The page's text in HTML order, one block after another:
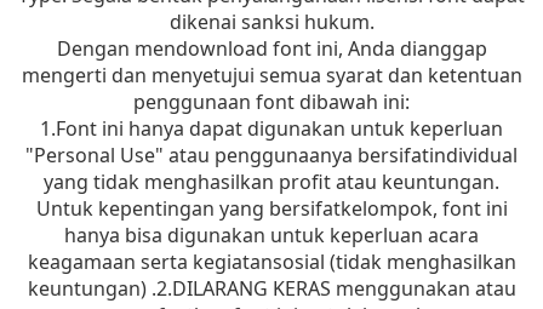
dikenai sanksi hukum.
Dengan mendownload font ini, Anda dianggap
mengerti dan menyetujui semua syarat dan ketentuan
penggunaan font dibawah ini:
1.Font ini hanya dapat digunakan untuk keperluan
"Personal Use" atau penggunaanya bersifatindividual
yang tidak menghasilkan profit atau keuntungan.
Untuk kepentingan yang bersifatkelompok, font ini
hanya bisa digunakan untuk keperluan acara
keagamaan serta kegiatansosial (tidak menghasilkan
keuntungan) .2.DILARANG KERAS menggunakan atau